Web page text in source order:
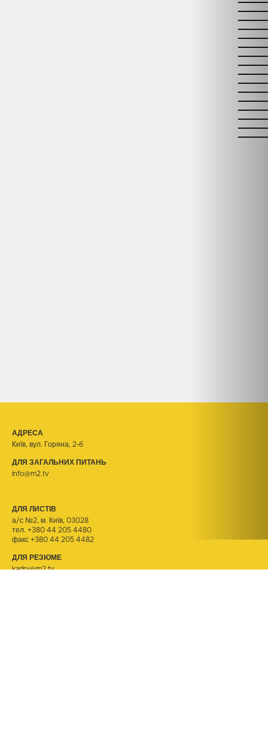
АДРЕСА
Київ, вул. Горяна, 2-б
ДЛЯ ЗАГАЛЬНИХ ПИТАНЬ
info@m2.tv
ДЛЯ ЛИСТІВ
а/с №2, м. Київ, 03028
тел. +380 44 205 4480
факс +380 44 205 4482
ДЛЯ РЕЗЮМЕ
kadry@m2.tv